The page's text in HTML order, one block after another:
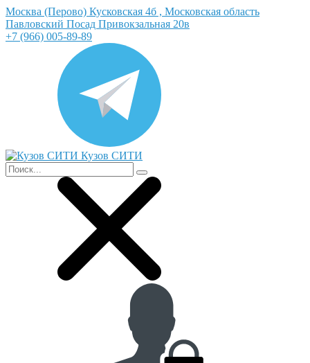
Москва (Перово) Кусковская 4б , Московская область
Павловский Посад Привокзальная 20в
+7 (966) 005-89-89
Кузов СИТИ